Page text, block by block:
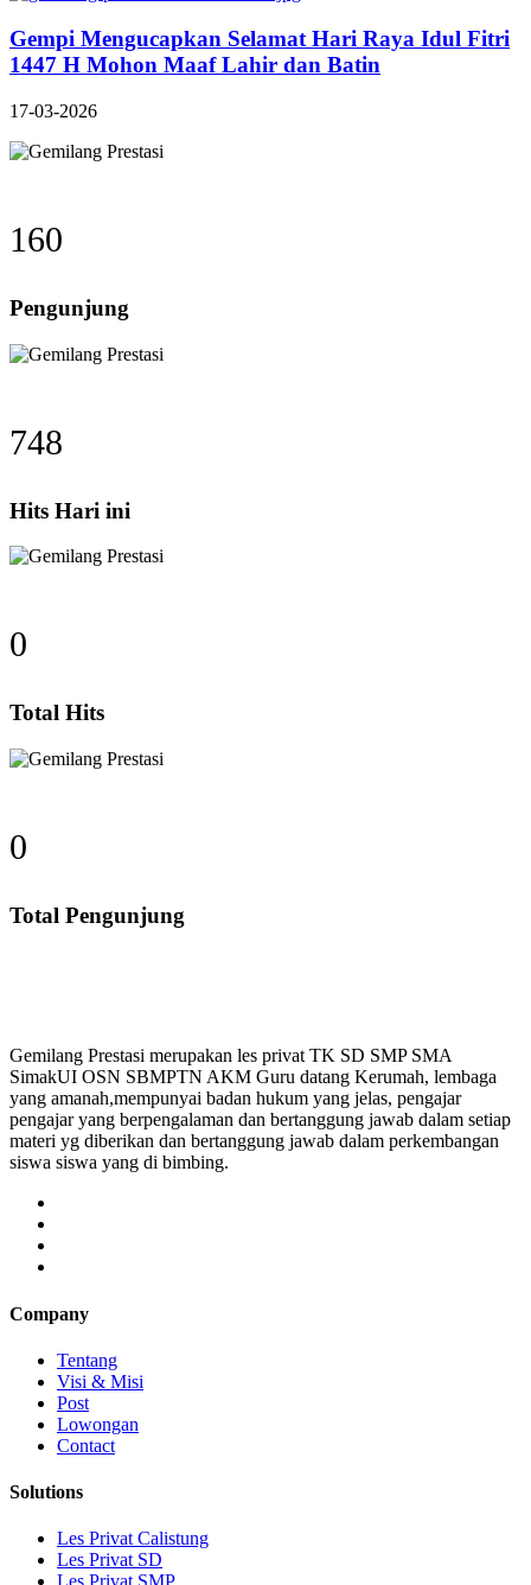
Gempi Mengucapkan Selamat Hari Raya Idul Fitri
1447 H Mohon Maaf Lahir dan Batin
17-03-2026
176
Pengunjung
825
Hits Hari ini
0
Total Hits
0
Total Pengunjung
Gemilang Prestasi merupakan les privat TK SD SMP SMA
SimakUI OSN SBMPTN AKM Guru datang Kerumah, lembaga
yang amanah,mempunyai badan hukum yang jelas, pengajar
pengajar yang berpengalaman dan bertanggung jawab dalam setiap
materi yg diberikan dan bertanggung jawab dalam perkembangan
siswa siswa yang di bimbing.
Company
Tentang
Visi & Misi
Post
Lowongan
Contact
Solutions
Les Privat Calistung
Les Privat SD